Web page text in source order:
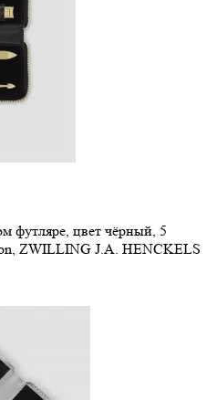
футляре, цвет чёрный, 5
ZWILLING J.A. HENCKELS